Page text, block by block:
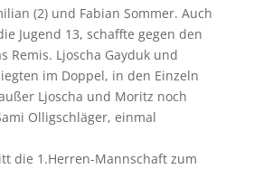
(2) und Fabian Sommer. Auch
Jugend 13, schaffte gegen den
Remis. Ljoscha Gayduk und
im Doppel, in den Einzeln
Ljoscha und Moritz noch
Olligschläger, einmal
die 1.Herren-Mannschaft zum